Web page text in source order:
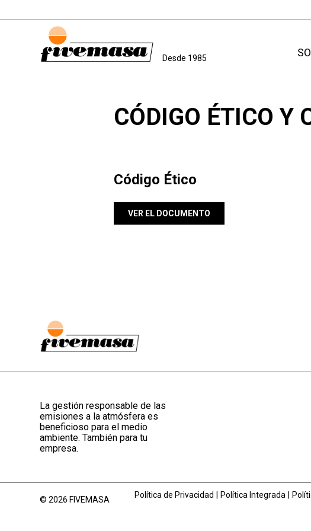
Desde 1985
CÓDIGO ÉTICO Y
Código Ético
VER EL DOCUMENTO
La gestión responsable de las
emisiones a la atmósfera es
beneficioso para el medio
ambiente. También para tu
empresa.
© 2026 FIVEMASA Política de Privacidad Política Integrada